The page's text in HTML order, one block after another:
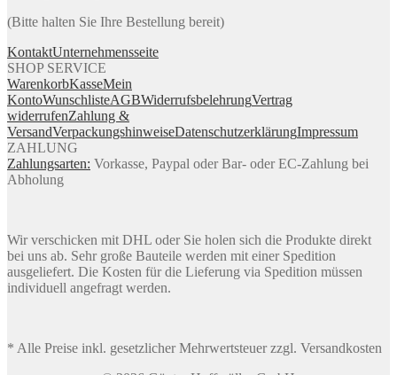
(Bitte halten Sie Ihre Bestellung bereit)
KontaktUnternehmensseite
SHOP SERVICE
WarenkorbKasseMein
KontoWunschlisteAGBWiderrufsbelehrungVertrag
widerrufenZahlung &
VersandVerpackungshinweiseDatenschutzerklärungImpressum
ZAHLUNG
Zahlungsarten: Vorkasse, Paypal oder Bar- oder EC-Zahlung bei
Abholung
Wir verschicken mit DHL oder Sie holen sich die Produkte direkt
bei uns ab. Sehr große Bauteile werden mit einer Spedition
ausgeliefert. Die Kosten für die Lieferung via Spedition müssen
individuell angefragt werden.
* Alle Preise inkl. gesetzlicher Mehrwertsteuer zzgl. Versandkosten